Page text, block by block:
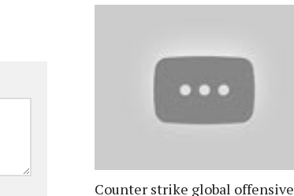
Counter strike global offensive